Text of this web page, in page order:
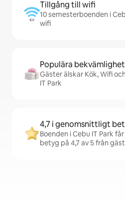
Tillgång till wifi
10 semesterboenden i
wifi
Populära
Gäster älskar Kök, Wifi
IT Park
4,7 i genomsnittligt
Boenden i Cebu IT Park
betyg på 4,7 av 5 från